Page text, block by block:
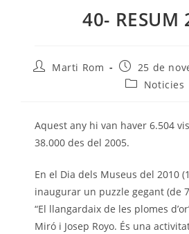
40- RESUM
AutorMarti Rom
Entrada
publicada:
25 de
Categoria
Noticies
Aquest any hi van haver 6.504
38.000 des del 2005.
En el Dia dels Museus del 2010
inaugurar un puzzle gegant (de
“El llangardaix de les plomes
Miró i Josep Royo. És una